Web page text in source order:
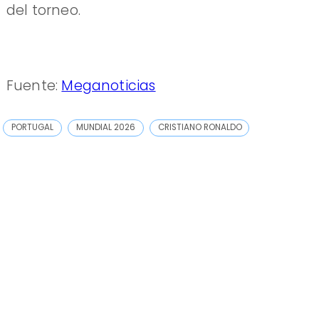
del torneo.
Fuente: Meganoticias
PORTUGAL MUNDIAL 2026 CRISTIANO RONALDO